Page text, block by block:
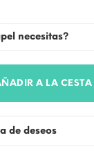
necesitas?
A LA CESTA
de deseos